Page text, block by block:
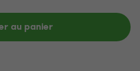
au panier